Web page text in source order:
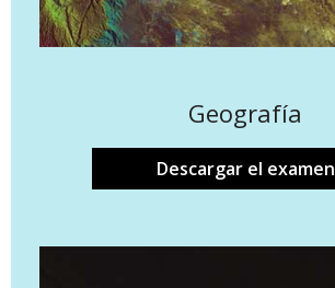
Geografía
Descargar el examen